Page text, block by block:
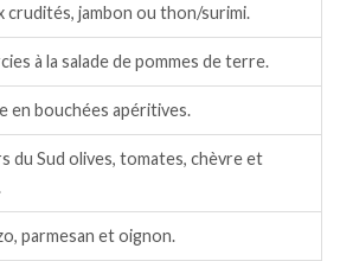
crudités, jambon ou thon/surimi.
à la salade de pommes de terre.
en bouchées apéritives.
du Sud olives, tomates, chèvre et
parmesan et oignon.